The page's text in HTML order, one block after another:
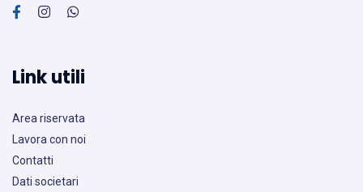
Link utili
Area riservata
Lavora con noi
Contatti
Dati societari